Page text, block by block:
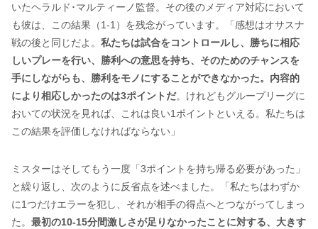
いたヘラルド･マルティーノ監督。その後のメディア対応において
も彼は、この結果（1-1）を残念がっています。「感想はオサスナ
戦の後と同じだよ。 私たちは試合をコントロールし、勝ちに相応
しいプレーを行い、勝利への意思を持ち、そのためのチャンスを
手にしながらも、勝利をモノにすることができなかった。内容的
により相応しかったのは3ポイントだ。けれどもグループリーグに
おいての状況を見れば、これは良い1ポイントといえる。私たちは
この結果を評価しなければならない」
ミスターはそしてもう一度「3ポイントを持ち帰る必要があった」
と繰り返し、次のように反省点を述べました。「私たちはわずか
に1つだけエラーを犯し、それが相手の得点へとつながってしまっ
た。 最初の10-15分間激しさが足りなかったことに対する、大きす